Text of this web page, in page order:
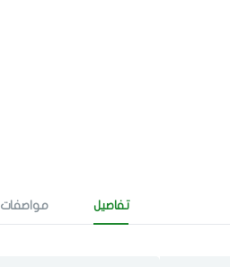
تفاصيل مواصفات